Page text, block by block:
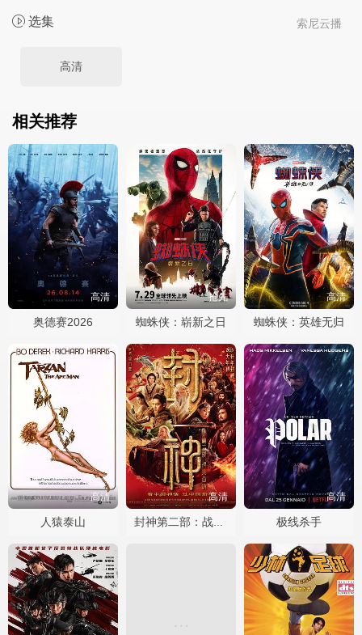
索尼云播
选集
高清
相关推荐
高清
奥德赛2026
抢先
蜘蛛侠：崭新之日
高清
蜘蛛侠：英雄无归
高清
人猿泰山
高清
封神第二部：战火西岐
高清
极线杀手